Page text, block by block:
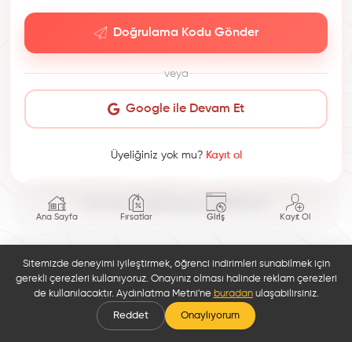
Ana Sayfa Fırsatlar Giriş Kayıt Ol
Doğrulama Kodu Gönder
veya
Google ile Devam Et
Üyeliğiniz yok mu? Kayıt ol
This site is protected by reCAPTCHA.
Sitemizde deneyimi iyileştirmek, öğrenci indirimleri sunabilmek için
gerekli çerezleri kullanıyoruz. Onayınız olması halinde reklam çerezleri
de kullanılacaktır. Aydınlatma Metni'ne buradanulaşabilirsiniz.
Reddet Onaylıyorum